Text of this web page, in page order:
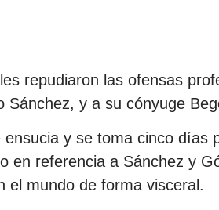
repudiaron las ofensas
Sánchez, y a su cónyuge
y se toma cinco días
en referencia a Sánchez y
el mundo de forma visceral.